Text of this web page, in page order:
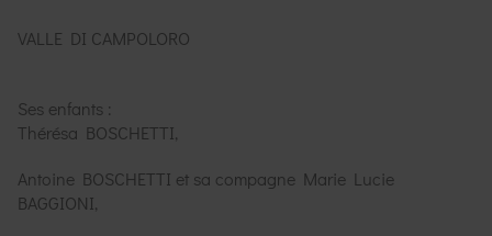
VALLE DI CAMPOLORO
Ses enfants :
Thérésa BOSCHETTI,
Antoine BOSCHETTI et sa compagne Marie Lucie
BAGGIONI,